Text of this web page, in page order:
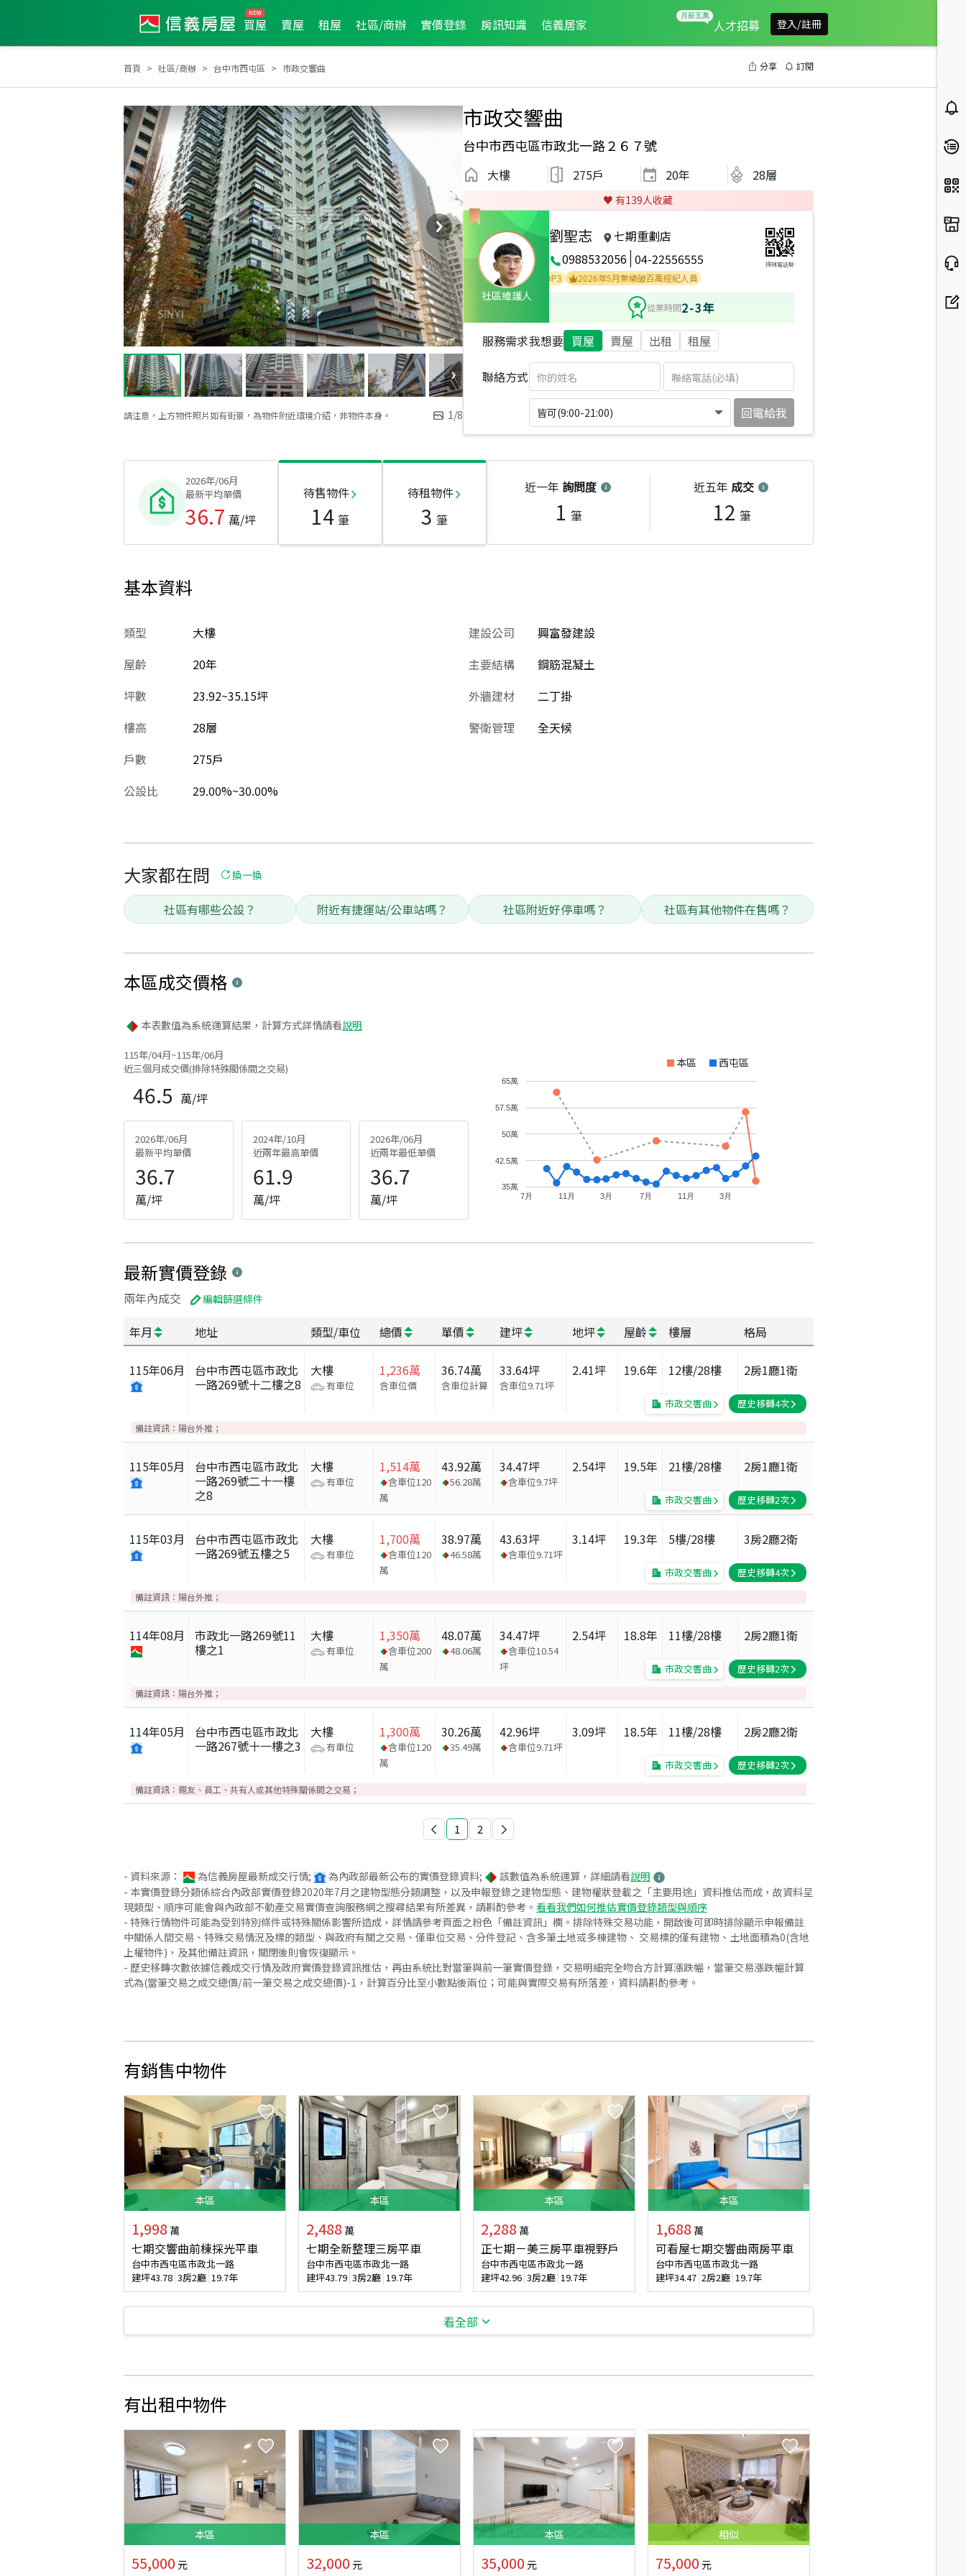
買屋 賣屋 租屋 社區/商辦 實價登錄 房訊知識 信義居家 人才招募 登入/註冊
首頁 社區/商辦 台中市西屯區 市政交響曲 分享 訂閱
請注意，上方物件照片如有街景，為物件附近環境介紹，非物件本身。 1/8
市政交響曲
台中市西屯區市政北一路２６７號
大樓 275戶 20年 28層
♥️ 有139人收藏
社區維護人
劉聖志
七期重劃店
0988532056 04-22556555 掃碼電話聊
2026年5月區業績TOP3 2024年10月區成件TOP1 2024年9月區成件TOP1 2024年8月區成件TOP3 2026年5月業績破百萬經紀人員
從業時間2-3年
服務需求我想要 買屋 賣屋 出租 租屋
聯絡方式
皆可(9:00-21:00) 回電給我
2026年/06月
最新平均單價
36.7 萬/坪
待售物件
14 筆
待租物件
3 筆
近一年 詢問度
1 筆
近五年 成交
12 筆
基本資料
類型
大樓
屋齡
20年
坪數
23.92~35.15坪
樓高
28層
戶數
275戶
公設比
29.00%~30.00%
建設公司
興富發建設
主要結構
鋼筋混凝土
外牆建材
二丁掛
警衛管理
全天候
大家都在問 換一換
社區有哪些公設？ 附近有捷運站/公車站嗎？ 社區附近好停車嗎？ 社區有其他物件在售嗎？
本區成交價格
本表數值為系統運算結果，計算方式詳情請看說明
115年/04月~115年/06月
近三個月成交價(排除特殊關係間之交易)
46.5 萬/坪
2026年/06月
最新平均單價
36.7
萬/坪
2024年/10月
近兩年最高單價
61.9
萬/坪
2026年/06月
近兩年最低單價
36.7
萬/坪
本區 西屯區
7月 11月 3月 7月 11月 3月
35萬
42.5萬
50萬
57.5萬
65萬
最新實價登錄
兩年內成交 編輯篩選條件
年月 地址 類型/車位 總價 單價 建坪 地坪 屋齡 樓層 格局
115年06月
台中市西屯區市政北
一路269號十二樓之8
大樓
有車位
1,236萬
含車位價
36.74萬
含車位計算
33.64坪
含車位9.71坪
2.41坪 19.6年 12樓/28樓 2房1廳1衛
市政交響曲 歷史移轉4次
備註資訊： 陽台外推；
115年05月
台中市西屯區市政北
一路269號二十一樓
之8
大樓
有車位
1,514萬
含車位120
萬
43.92萬
56.28萬
34.47坪
含車位9.7坪
2.54坪 19.5年 21樓/28樓 2房1廳1衛
市政交響曲 歷史移轉2次
115年03月
台中市西屯區市政北
一路269號五樓之5
大樓
有車位
1,700萬
含車位120
萬
38.97萬
46.58萬
43.63坪
含車位9.71坪
3.14坪 19.3年 5樓/28樓 3房2廳2衛
市政交響曲 歷史移轉4次
備註資訊： 陽台外推；
114年08月
市政北一路269號11
樓之1
大樓
有車位
1,350萬
含車位200
萬
48.07萬
48.06萬
34.47坪
含車位10.54
坪
2.54坪 18.8年 11樓/28樓 2房2廳1衛
市政交響曲 歷史移轉2次
備註資訊： 陽台外推；
114年05月
台中市西屯區市政北
一路267號十一樓之3
大樓
有車位
1,300萬
含車位120
萬
30.26萬
35.49萬
42.96坪
含車位9.71坪
3.09坪 18.5年 11樓/28樓 2房2廳2衛
市政交響曲 歷史移轉2次
備註資訊： 親友、員工、共有人或其他特殊關係間之交易；
1 2
- 資料來源： 為信義房屋最新成交行情; 為內政部最新公布的實價登錄資料; 該數值為系統運算，詳細請看說明
- 本實價登錄分類係綜合內政部實價登錄2020年7月之建物型態分類調整，以及申報登錄之建物型態、建物權狀登載之「主要用途」資料推估而成，故資料呈
現類型、順序可能會與內政部不動產交易實價查詢服務網之搜尋結果有所差異，請斟酌參考。 看看我們如何推估實價登錄類型與順序
- 特殊行情物件可能為受到特別條件或特殊關係影響所造成，詳情請參考頁面之粉色「備註資訊」欄。排除特殊交易功能，開啟後可即時排除顯示申報備註
中關係人間交易、特殊交易情況及標的類型、與政府有關之交易、僅車位交易、分件登記、含多筆土地或多棟建物、 交易標的僅有建物、土地面積為0(含地
上權物件)，及其他備註資訊，關閉後則會恢復顯示。
- 歷史移轉次數依據信義成交行情及政府實價登錄資訊推估，再由系統比對當筆與前一筆實價登錄，交易明細完全吻合方計算漲跌幅，當筆交易漲跌幅計算
式為(當筆交易之成交總價/前一筆交易之成交總價)-1，計算百分比至小數點後兩位；可能與實際交易有所落差，資料請斟酌參考。
有銷售中物件
本區
1,998 萬
七期交響曲前棟採光平車
台中市西屯區市政北一路
建坪43.78 3房2廳 19.7年
本區
2,488 萬
七期全新整理三房平車
台中市西屯區市政北一路
建坪43.79 3房2廳 19.7年
本區
2,288 萬
正七期－美三房平車視野戶
台中市西屯區市政北一路
建坪42.96 3房2廳 19.7年
本區
1,688 萬
可看屋七期交響曲兩房平車
台中市西屯區市政北一路
建坪34.47 2房2廳 19.7年
看全部
有出租中物件
本區
55,000 元
本區
32,000 元
本區
35,000 元
相似
75,000 元